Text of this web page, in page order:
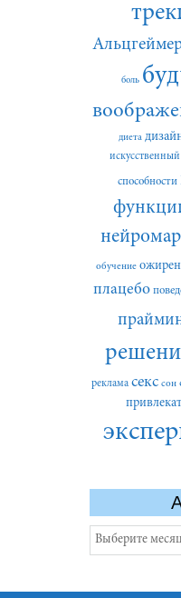
боль
диета
способности
обучение
плацебо
реклама секс сон
Архивы